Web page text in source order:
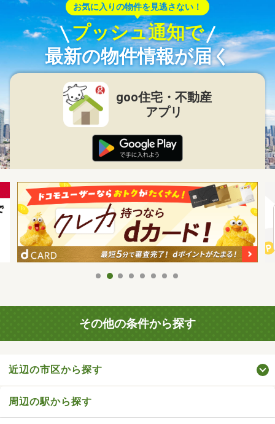
お気に入りの物件を見逃さない！
プッシュ通知で
最新の物件情報が届く
goo住宅・不動産
アプリ
その他の条件から探す
近辺の市区から探す
周辺の駅から探す